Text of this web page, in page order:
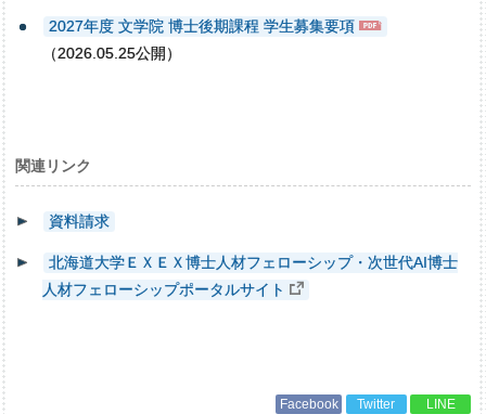
2027年度 文学院 博士後期課程 学生募集要項
（2026.05.25公開）
関連リンク
資料請求
北海道大学ＥＸＥＸ博士人材フェローシップ・次世代AI博士
人材フェローシップポータルサイト
Facebook Twitter LINE